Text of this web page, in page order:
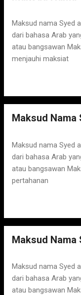
Maksud nama Syed
dari bahasa Arab
atau bangsawan
menjauhi maksiat
Maksud Nama
Maksud nama Syed
dari bahasa Arab
atau bangsawan
pertahanan
Maksud Nama
Maksud nama Syed
dari bahasa Arab
atau bangsawan